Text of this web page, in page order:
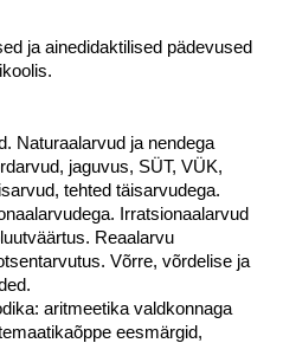
ja ainedidaktilised pädevused
Naturaalarvud ja nendega
jaguvus, SÜT, VÜK,
tehted täisarvudega.
Irratsionaalarvud
Reaalarvu
Võrre, võrdelise ja
aritmeetika valdkonnaga
eesmärgid,